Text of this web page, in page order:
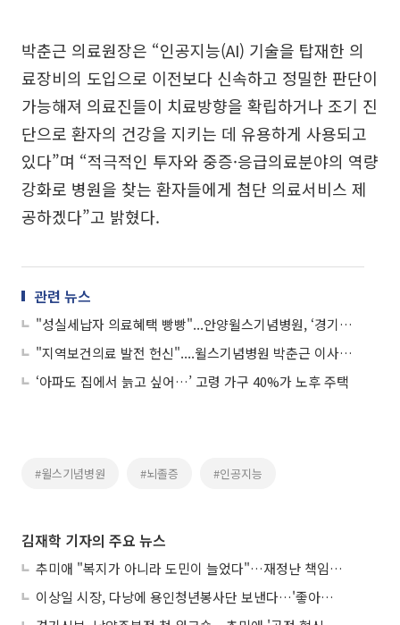
박춘근 의료원장은 “인공지능(AI) 기술을 탑재한 의
료장비의 도입으로 이전보다 신속하고 정밀한 판단이
가능해져 의료진들이 치료방향을 확립하거나 조기 진
단으로 환자의 건강을 지키는 데 유용하게 사용되고
있다”며 “적극적인 투자와 중증·응급의료분야의 역량
강화로 병원을 찾는 환자들에게 첨단 의료서비스 제
공하겠다”고 밝혔다.
관련 뉴스
"성실세납자 의료혜택 빵빵"...안양윌스기념병원, ‘경기도 성실납세자 의료비 지원’ 업무협약 체결
"지역보건의료 발전 헌신"....윌스기념병원 박춘근 이사장, 건강보험심사평가원 '감사패' 받아
‘아파도 집에서 늙고 싶어…’ 고령 가구 40%가 노후 주택
#윌스기념병원 #뇌졸증 #인공지능
김재학 기자의 주요 뉴스
추미애 "복지가 아니라 도민이 늘었다"…재정난 책임론 정면돌파
이상일 시장, 다낭에 용인청년봉사단 보낸다…'좋아용 거리' 만든다